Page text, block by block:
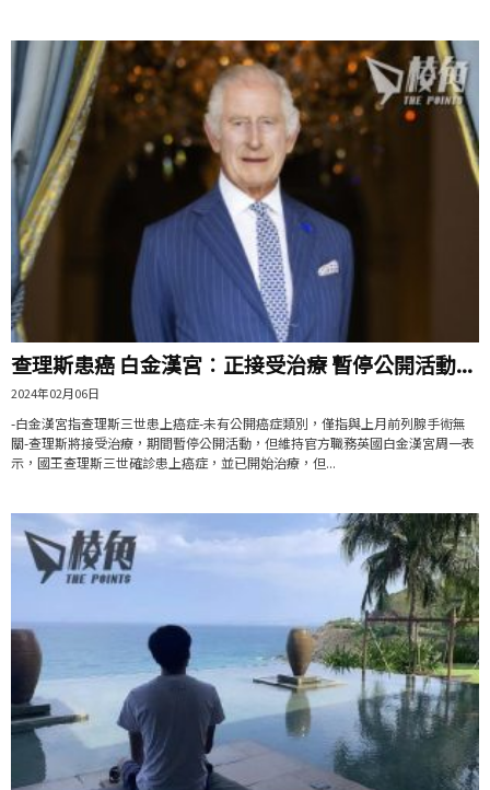
查理斯患癌 白金漢宮︰正接受治療 暫停公開活動...
2024年02月06日
-白金漢宮指查理斯三世患上癌症-未有公開癌症類別，僅指與上月前列腺手術無
關-查理斯將接受治療，期間暫停公開活動，但維持官方職務英國白金漢宮周一表
示，國王查理斯三世確診患上癌症，並已開始治療，但...